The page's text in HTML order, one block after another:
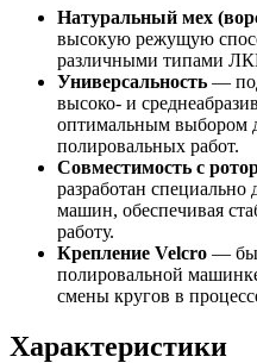
Натуральный мех
высокую режущую
различными типами
Универсальность —
высоко- и
оптимальным выбором
полировальных работ.
Совместимость с
разработан
машин, обеспечивая
работу.
Крепление Velcro —
полировальной
смены кругов в
Характеристики